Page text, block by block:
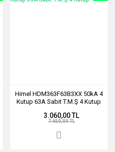
Himel HDM363F63B3XX 50kA 4
Kutup 63A Sabit T.M.Ş 4 Kutup
3.060,00 TL
7.650,00 TL